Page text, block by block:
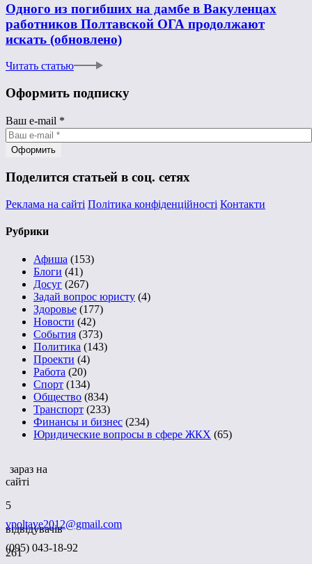
Одного из погибших на дамбе в Вакуленцах
работников Полтавской ОГА продолжают
искать (обновлено)
Читать статью
Оформить подписку
Ваш e-mail *
Поделится статьей в соц. сетях
Реклама на сайті Політика конфіденційності Контакти
Рубрики
Афиша (153)
Блоги (41)
Досуг (267)
Задай вопрос юристу (4)
Здоровье (177)
Новости (42)
События (373)
Политика (143)
Проекти (4)
Работа (20)
Спорт (134)
Общество (834)
Транспорт (233)
Финансы и бизнес (234)
Юридические вопросы в сфере ЖКХ (65)
зараз на
сайті
5
відвідувачів
261
vpoltave2012@gmail.com
(095) 043-18-92